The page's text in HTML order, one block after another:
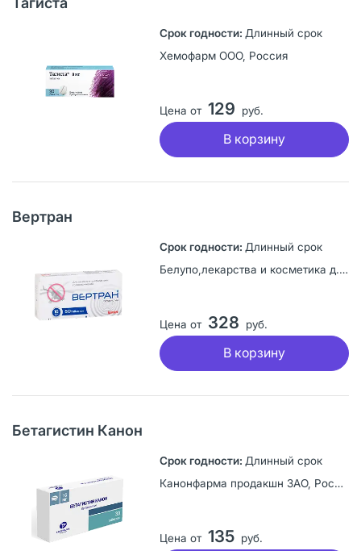
Длинный срок
Хемофарм ООО, Россия
Цена от 129 руб.
В корзину
Вертран
Длинный срок
Белупо,лекарства и косметика д.д, Хорватия
Цена от 328 руб.
В корзину
Бетагистин Канон
Длинный срок
Канонфарма продакшн ЗАО, Россия
Цена от 135 руб.